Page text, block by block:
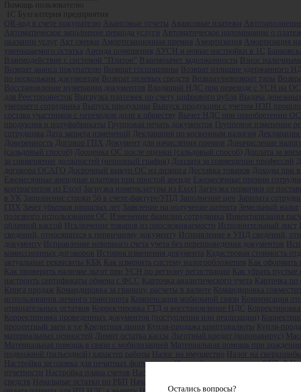
Помощь пользователю
1С Бухгалтерия предприятия
QR-код в счете покупателю Авансовые отчеты Авансовые платежи
Автоматическое заполнение периода услуги
Автоматическое напоминание о
оказании услуг Акт сверки Амортизационная премия Амортизация Амортизация
уменьшаемого остатка Аренда помещения АУСН и новые настройки в 1С
Взаимодействие с системой "Платон" Взаимозачет задолженности Взнос
Возврат аванса покупателю Возврат госпошлины Возврат излишне удержанного
по нескольким документам Возврат целевых средств Возврат/невозврат тары
Восстановление нумерации документов Входящий НДС при переходе с УСН на
для Реестрповесток Выгрузка платежек по счету цифрового рубля Выдача
умершего сотрудника Выпуск продукции Выпуск продукции с учетом НЗП
состава участников с переходом доли к обществу Вычет НДС при приобретении ОС
продукция и полуфабрикаты Групповая печать документов Групповое изменение
сотрудника
Дата запрета изменений Декларация по косвенным налогам
Доверенность
Договор ГПХ Документ для начисления премии Доначисление
(сальдовый способ)
Дооценка ОС после оценки (сальдовый способ) Доплата за
за совмещение должностей (неполный график)
Доплата за совмещение профессий
договора ОСАГО
Досрочный выкуп ОС из лизинга Доставка товаров Доходы при
Ежемесячные арендные платежи при простой аренде Ежемесячные премии
контрагентов из Excel
Загрузка номенклатуры из Excel Загрузка первички от
в УК
Заполнение строки 5б в счете-фактуре/УПД Заполнение цен Зарплата
ГПХ
Зачет убытков прошлых лет Заявление на получение патента Земельный налог
полезного использования ОС
Изменение фамилии сотрудника Инвентаризация
облачной кассой Исключение товаров из прослеживаемости Исполнительный лист
сведений, относящихся к первичному документу Исправление в УПД сведений,
документу Исправление неверного счета учета без перепроведения документов
комиссионных договоров История изменения документа Кадастровая стоимость
актуальные реквизиты КБК Как изменить систему налогообложения Как оформить
Как проверить наличие льгот при УСН по региону регистрации Как убрать пустые
настроить сертификаты обмена с ФСС
Карточка аналитического учета Карточка
Книга продаж Командировка за границу, расчеты в валюте Командировка
использования личного транспорта Компенсация мобильной связи Компенсация
отрицательных остатков Корректировка ГТД и восстановление НДС
Корректировка проведенных документов (поступления или реализации)
процентный заем в у.е Кредитная линия Купля-продажа криптовалюты Купля-
материальных ценностей
Лимит остатка кассы Льготный кредит (коронавирус)
Материальная помощь в связи с мобилизацией Материальная помощь при
подвижной (разъездной) характер работы Налог на имущество Налог на
Настройка заголовка для печатных форм счетов Настройка и заполнение КУДиР
отчетности Настройка плана счетов Настройка пользователей и прав
средств Начальные остатки по РБП Начальные остатки по счетам
Остались вопросы?